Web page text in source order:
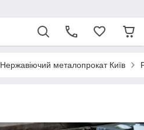
Нержавіючий металопрокат Київ